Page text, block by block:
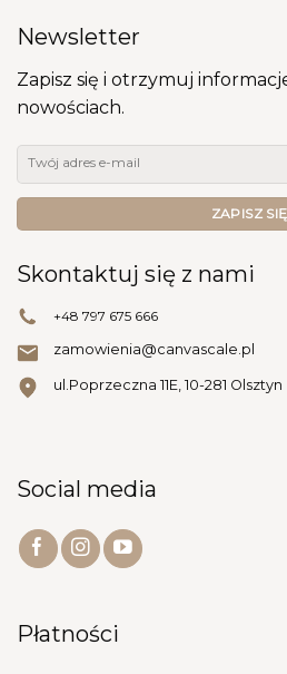
Newsletter
Zapisz się i otrzymuj
nowościach.
Skontaktuj się z nami
+48 797 675 666
zamowienia@canvascale.pl
ul.Poprzeczna 11E, 10-281 Olsztyn
Social media
Płatności